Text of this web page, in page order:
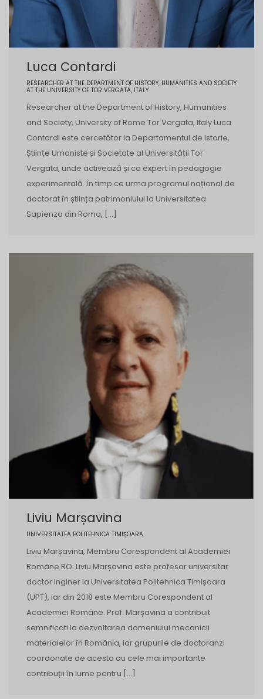
Luca Contardi
RESEARCHER AT THE DEPARTMENT OF HISTORY, HUMANITIES AND SOCIETY
AT THE UNIVERSITY OF TOR VERGATA, ITALY
Researcher at the Department of History, Humanities
and Society, University of Rome Tor Vergata, Italy Luca
Contardi este cercetător la Departamentul de Istorie,
Științe Umaniste și Societate al Universității Tor
Vergata, unde activează și ca expert în pedagogie
experimentală. În timp ce urma programul național de
doctorat în știința patrimoniului la Universitatea
Sapienza din Roma, […]
Liviu Marșavina
UNIVERSITATEA POLITEHNICA TIMIȘOARA
Liviu Marșavina, Membru Corespondent al Academiei
Române RO: Liviu Marșavina este profesor universitar
doctor inginer la Universitatea Politehnica Timișoara
(UPT), iar din 2018 este Membru Corespondent al
Academiei Române. Prof. Marșavina a contribuit
semnificati la dezvoltarea domeniului mecanicii
materialelor în România, iar grupurile de doctoranzi
coordonate de acesta au cele mai importante
contribuții în lume pentru […]